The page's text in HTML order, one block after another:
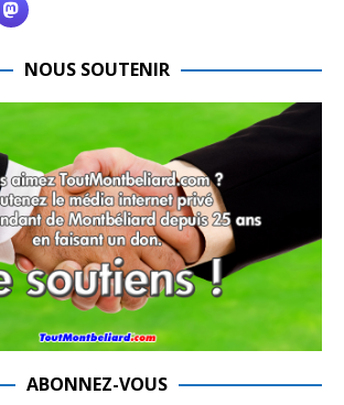
NOUS SOUTENIR
ABONNEZ-VOUS